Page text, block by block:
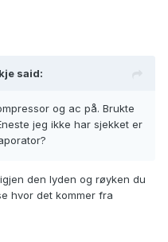
kje said:
og ac på. Brukte
jeg ikke har sjekket er
den lyden og røyken du
hvor det kommer fra